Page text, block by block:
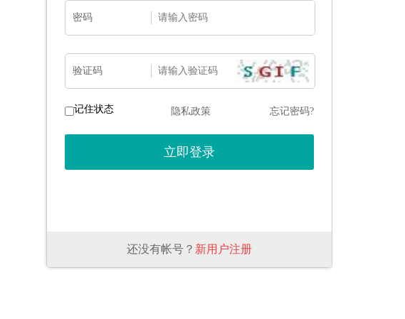
密码
验证码
记住状态 隐私政策 忘记密码?
还没有帐号？ 新用户注册